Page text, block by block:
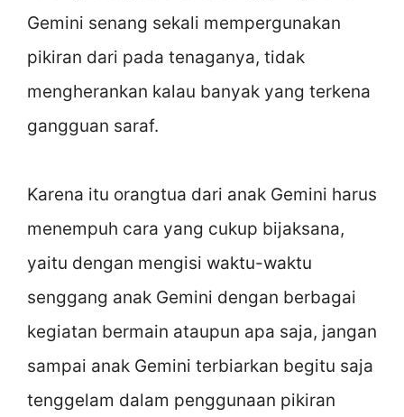
Gemini senang sekali mempergunakan
pikiran dari pada tenaganya, tidak
mengherankan kalau banyak yang terkena
gangguan saraf.
Karena itu orangtua dari anak Gemini harus
menempuh cara yang cukup bijaksana,
yaitu dengan mengisi waktu-waktu
senggang anak Gemini dengan berbagai
kegiatan bermain ataupun apa saja, jangan
sampai anak Gemini terbiarkan begitu saja
tenggelam dalam penggunaan pikiran